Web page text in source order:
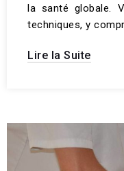
la santé globale.
techniques, y
Lire la Suite